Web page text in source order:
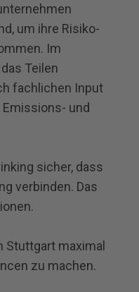
um ihre Risiko-
Im
Teilen
fachlichen Input
und
sicher, dass
verbinden. Das
Stuttgart maximal
zu machen.